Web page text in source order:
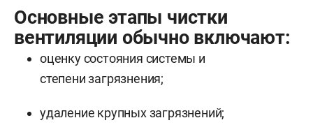
Основные этапы чистки
вентиляции обычно включают:
оценку состояния системы и
степени загрязнения;
удаление крупных загрязнений;